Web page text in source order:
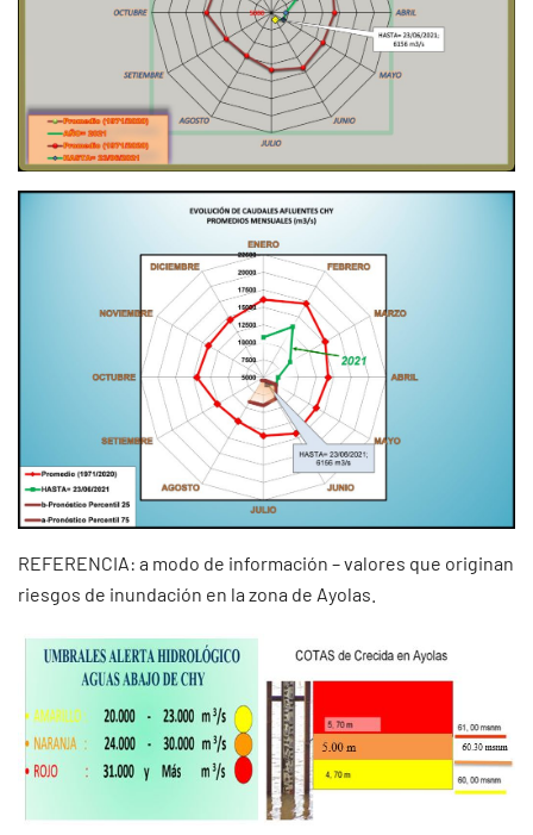
REFERENCIA: a modo de información – valores que originan
riesgos de inundación en la zona de Ayolas.